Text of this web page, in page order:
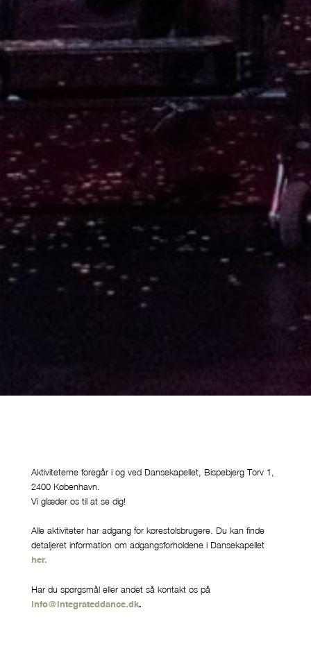
Aktiviteterne foregår i og ved Dansekapellet, Bispebjerg Torv 1,
2400 København.
Vi glæder os til at se dig!
Alle aktiviteter har adgang for kørestolsbrugere. Du kan finde
detaljeret information om adgangsforholdene i Dansekapellet
her.
Har du spørgsmål eller andet så kontakt os på
info@integrateddance.dk.